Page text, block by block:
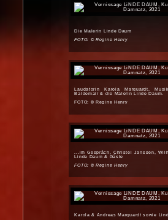
Die Malerin Linde Daum
FOTO: © Regine Henry
Laudatorin Karola Marquardt,
Baldemair & die Malerin Linde Daum.
FOTO: © Regine Henry
...im Gespräch, Christel Janssen,
Linde Daum & Gäste
FOTO: © Regine Henry
Karola & Andreas Marquardt sowie